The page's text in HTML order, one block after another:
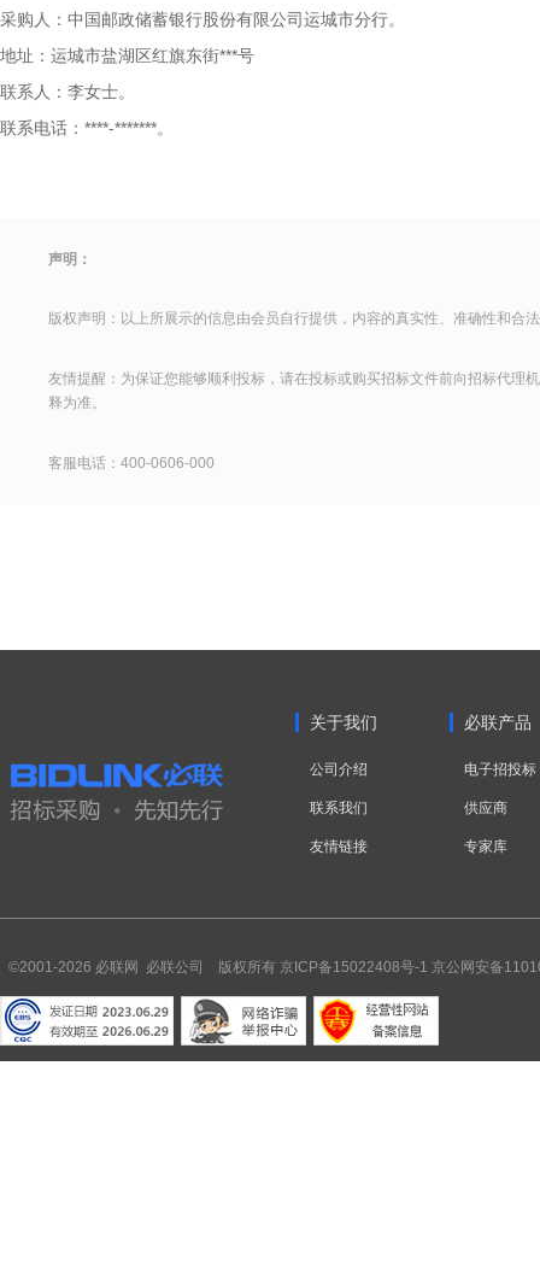
采购人：中国邮政储蓄银行股份有限公司运城市分行。
地址：运城市盐湖区红旗东街***号
联系人：李女士。
联系电话：****-*******。
声明：
版权声明：以上所展示的信息由会员自行提供，内容的真实性、准确性和合
友情提醒：为保证您能够顺利投标，请在投标或购买招标文件前向招标代理
释为准。
客服电话：400-0606-000
关于我们
公司介绍
联系我们
友情链接
必联产品
电子招投标
供应商
专家库
©2001-2026 必联网 必联公司 版权所有 京ICP备15022408号-1 京公网安备